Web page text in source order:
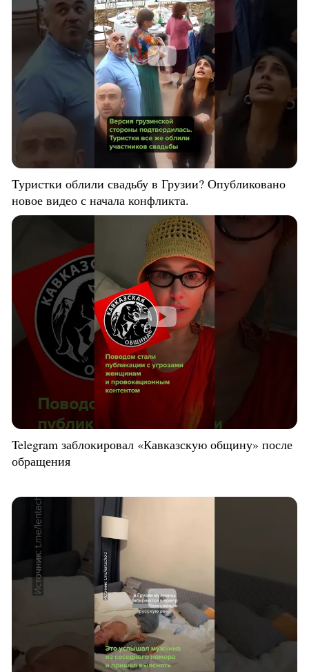
Туристки облили свадьбу в Грузии? Опубликовано
новое видео с начала конфликта.
Telegram заблокировал «Кавказскую общину» после
обращения